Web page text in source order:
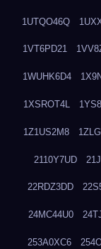
1UTQO46Q
1VT6PD21
1WUHK6D4
1XSROT4L
1Z1US2M8
2110Y7UD
22RDZ3DD
24MC44U0
253A0XC6